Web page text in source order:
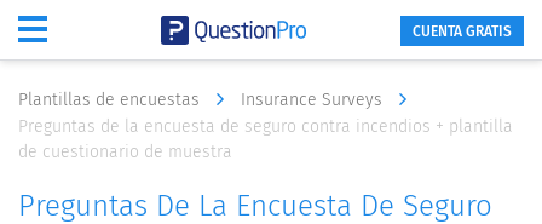
CUENTA GRATIS
Plantillas de encuestas
Insurance Surveys
Preguntas de la encuesta de seguro contra incendios + plantilla
de cuestionario de muestra
Preguntas De La Encuesta De Seguro